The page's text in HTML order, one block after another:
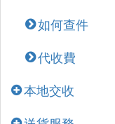
如何查件
代收費
本地交收